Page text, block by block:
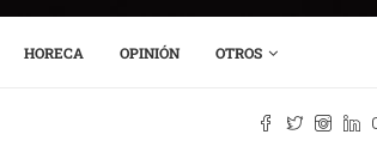
HORECA OPINIÓN OTROS